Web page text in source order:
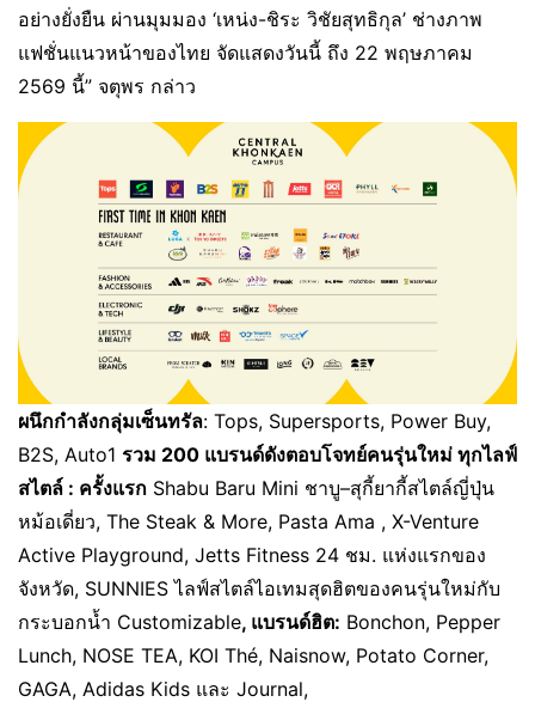
อย่างยั่งยืน ผ่านมุมมอง ‘เหน่ง-ชิระ วิชัยสุทธิกุล’ ช่างภาพ
แฟชั่นแนวหน้าของไทย จัดแสดงวันนี้ ถึง 22 พฤษภาคม
2569 นี้” จตุพร กล่าว
ผนึกกำลังกลุ่มเซ็นทรัล: Tops, Supersports, Power Buy,
B2S, Auto1 รวม 200 แบรนด์ดังตอบโจทย์คนรุ่นใหม่ ทุกไลฟ์
สไตล์ : ครั้งแรก Shabu Baru Mini ชาบู–สุกี้ยากี้สไตล์ญี่ปุ่น
หม้อเดี่ยว, The Steak & More, Pasta Ama , X-Venture
Active Playground, Jetts Fitness 24 ชม. แห่งแรกของ
จังหวัด, SUNNIES ไลฟ์สไตล์ไอเทมสุดฮิตของคนรุ่นใหม่กับ
กระบอกน้ำ Customizable, แบรนด์ฮิต: Bonchon, Pepper
Lunch, NOSE TEA, KOI Thé, Naisnow, Potato Corner,
GAGA, Adidas Kids และ Journal,